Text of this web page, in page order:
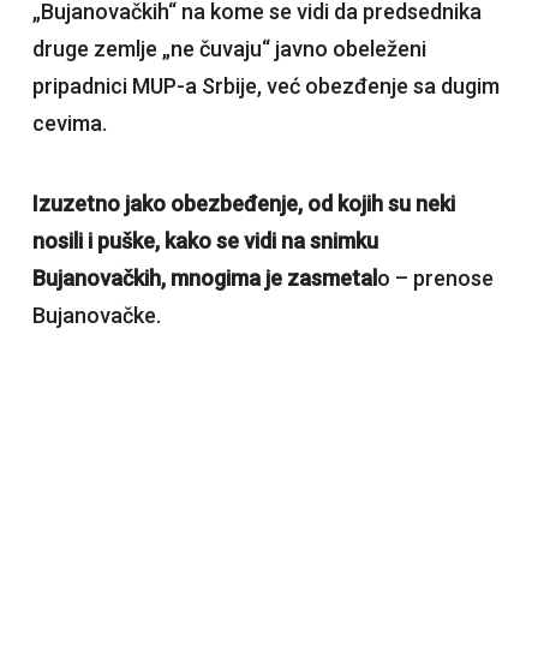
„Bujanovačkih“ na kome se vidi da predsednika
druge zemlje „ne čuvaju“ javno obeleženi
pripadnici MUP-a Srbije, već obezđenje sa dugim
cevima.
Izuzetno jako obezbeđenje, od kojih su neki
nosili i puške, kako se vidi na snimku
Bujanovačkih, mnogima je zasmetalo – prenose
Bujanovačke.